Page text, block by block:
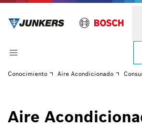
Conocimiento Aire Acondicionado
Aire